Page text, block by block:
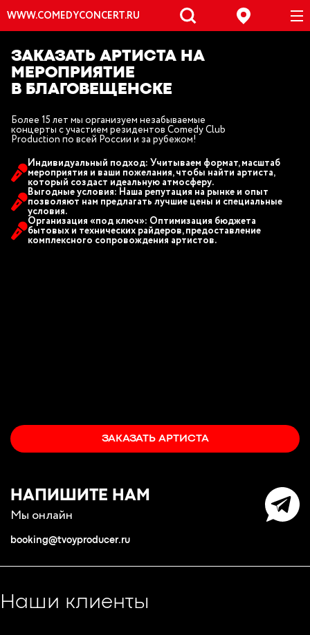
WWW.COMEDYCONCERT.RU
ЗАКАЗАТЬ АРТИСТА НА
МЕРОПРИЯТИЕ
В БЛАГОВЕЩЕНСКЕ
Более 15 лет мы организуем незабываемые
концерты с участием резидентов Comedy Club
Production по всей России и за рубежом!
Индивидуальный подход: Учитываем формат, масштаб
мероприятия и ваши пожелания, чтобы найти артиста,
который создаст идеальную атмосферу.
Выгодные условия: Наша репутация на рынке и опыт
позволяют нам предлагать лучшие цены и специальные
условия.
Организация «под ключ»: Оптимизация бюджета
бытовых и технических райдеров, предоставление
комплексного сопровождения артистов.
ЗАКАЗАТЬ АРТИСТА
НАПИШИТЕ НАМ
Мы онлайн
booking@tvoyproducer.ru
Наши клиенты